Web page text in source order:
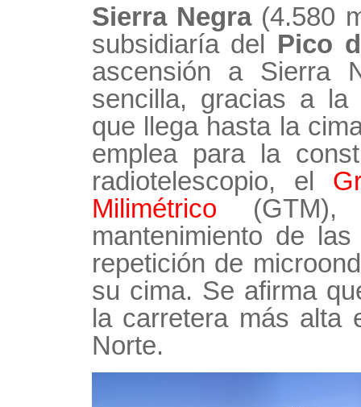
Sierra Negra(4.580
subsidiaría del Pico
ascensión a Sierra
sencilla, gracias a la
que llega hasta la
emplea para la
radiotelescopio, el
Milimétrico
mantenimiento de
repetición de
su cima. Se afirma
la carretera más alta
Norte.